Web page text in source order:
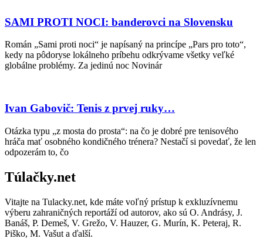
SAMI PROTI NOCI: banderovci na Slovensku
Román „Sami proti noci“ je napísaný na princípe „Pars pro toto“,
kedy na pôdoryse lokálneho príbehu odkrývame všetky veľké
globálne problémy. Za jedinú noc Novinár
Ivan Gabovič: Tenis z prvej ruky…
Otázka typu „z mosta do prosta“: na čo je dobré pre tenisového
hráča mať osobného kondičného trénera? Nestačí si povedať, že len
odpozerám to, čo
Túlačky.net
Vitajte na Tulacky.net, kde máte voľný prístup k exkluzívnemu
výberu zahraničných reportáží od autorov, ako sú O. Andrásy, J.
Banáš, P. Demeš, V. Grežo, V. Hauzer, G. Murín, K. Peteraj, R.
Piško, M. Vašut a ďalší.